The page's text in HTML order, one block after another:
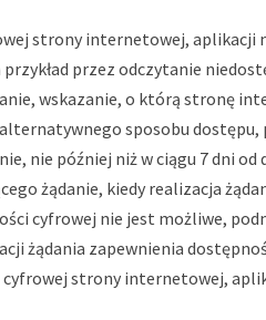
strony internetowej,
przez odczytanie
wskazanie, o którą stronę
sposobu
nie później niż w ciągu 7 dni
żądanie, kiedy realizacja
cyfrowej nie jest możliwe,
żądania zapewnienia
cyfrowej strony internetowej,